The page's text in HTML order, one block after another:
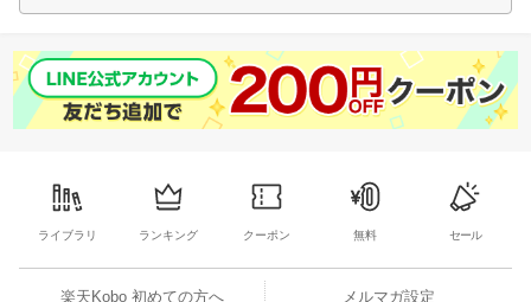
ライブラリ ランキング クーポン 無料 セール
楽天Kobo 初めての方へ メルマガ設定